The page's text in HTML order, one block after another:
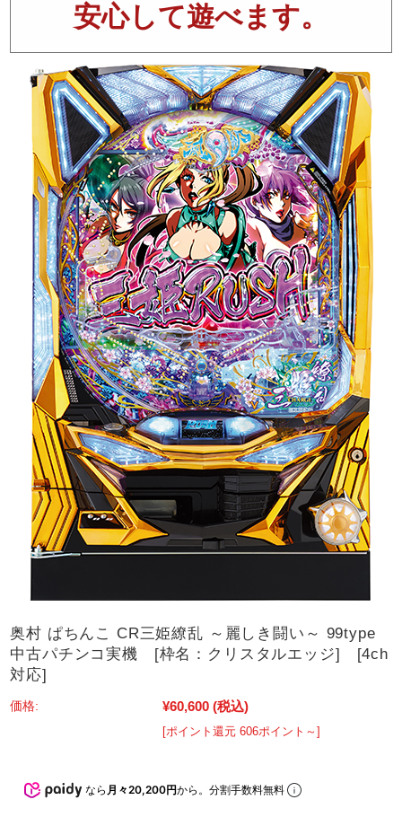
安心して遊べます。
奥村 ぱちんこ CR三姫繚乱 ～麗しき闘い～ 99type
中古パチンコ実機 [枠名：クリスタルエッジ] [4ch
対応]
価格: ¥60,600 (税込)
[ポイント還元 606ポイント～]
なら 月々20,200円から。分割手数料無料